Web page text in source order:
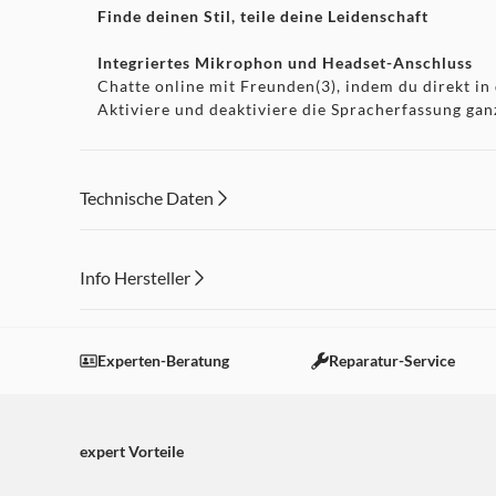
Finde deinen Stil, teile deine Leidenschaft
Integriertes Mikrophon und Headset-Anschluss
Chatte online mit Freunden(3), indem du direkt
Aktiviere und deaktiviere die Spracherfassung
bahnbrechenden SHARE-Taste und bietet
Mehrgeräteverbindung
Geräten, darunter Windows-PCs und Mac®-
Feedback und dynamische adaptive Trigger zum
Technische Daten
Info Hersteller
Einstellungen anpassen
Experten-Beratung Reparatur-Service
expert Vorteile